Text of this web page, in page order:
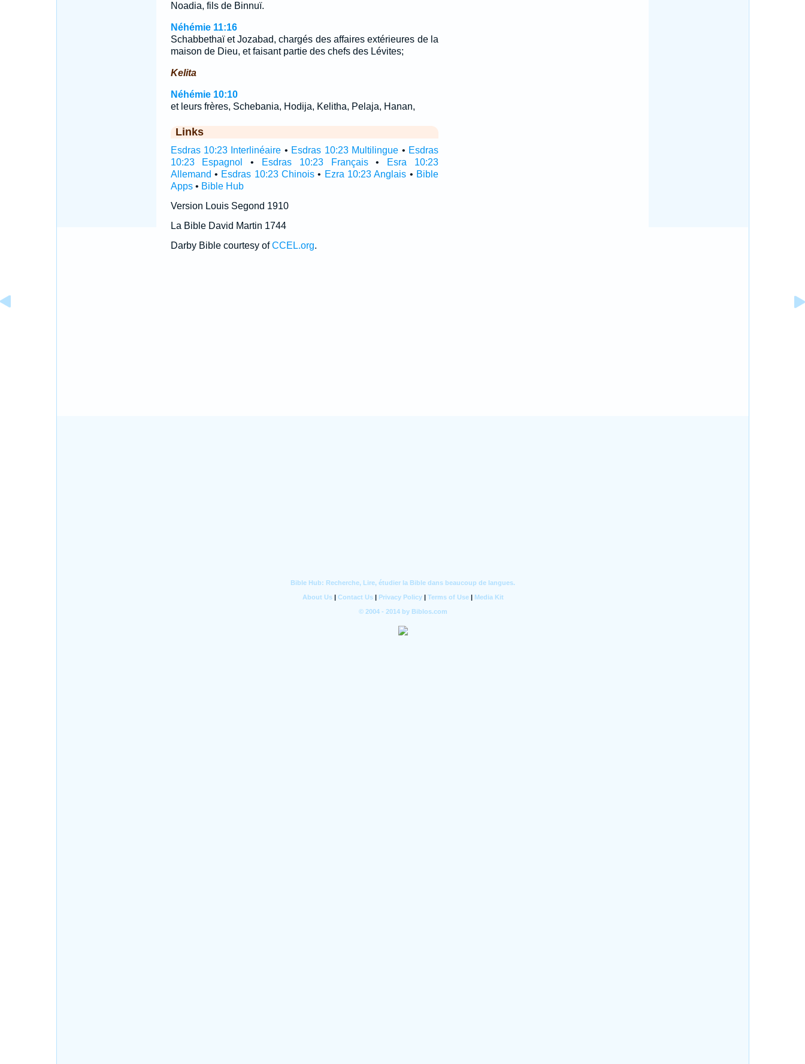
Noadia, fils de Binnuï.
Néhémie 11:16
Schabbethaï et Jozabad, chargés des affaires extérieures de la
maison de Dieu, et faisant partie des chefs des Lévites;
Kelita
Néhémie 10:10
et leurs frères, Schebania, Hodija, Kelitha, Pelaja, Hanan,
Links
Esdras 10:23 Interlinéaire • Esdras 10:23 Multilingue • Esdras
10:23 Espagnol
• Esdras 10:23 Français•
Esra 10:23
Allemand • Esdras 10:23 Chinois• Ezra 10:23 Anglais • Bible
Apps• Bible Hub
Version Louis Segond 1910
La Bible David Martin 1744
Darby Bible courtesy ofCCEL.org.